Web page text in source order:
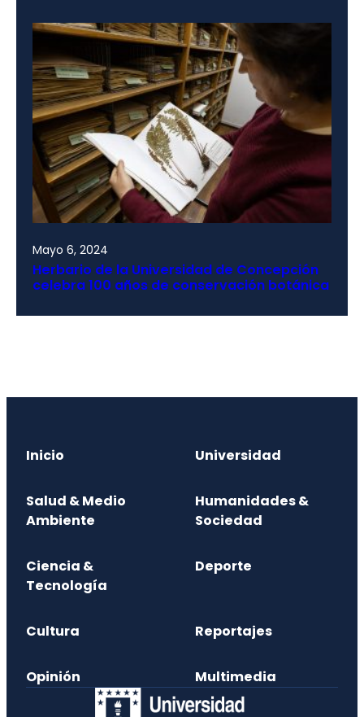
Mayo 6, 2024
Herbario de la Universidad de Concepción
celebra 100 años de conservación botánica
Inicio Universidad
Salud & Medio
Ambiente
Humanidades &
Sociedad
Ciencia &
Tecnología
Deporte
Cultura Reportajes
Opinión Multimedia